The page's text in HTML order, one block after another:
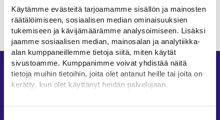
Käytämme evästeitä tarjoamamme sisällön ja mainosten
räätälöimiseen, sosiaalisen median ominaisuuksien
tukemiseen ja kävijämäärämme analysoimiseen. Lisäksi
jaamme sosiaalisen median, mainosalan ja analytiikka-
alan kumppaneillemme tietoja siitä, miten käytät
sivustoamme. Kumppanimme voivat yhdistää näitä
tietoja muihin tietoihin, joita olet antanut heille tai joita on
kerätty, kun olet käyttänyt heidän palvelujaan.
Löydät tietoa evästeiden käyttötarkoituksista
Oikopolut
Asiointi